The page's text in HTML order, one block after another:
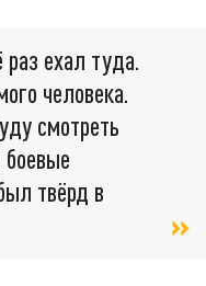
ехал туда.
человека.
смотреть
твёрд в